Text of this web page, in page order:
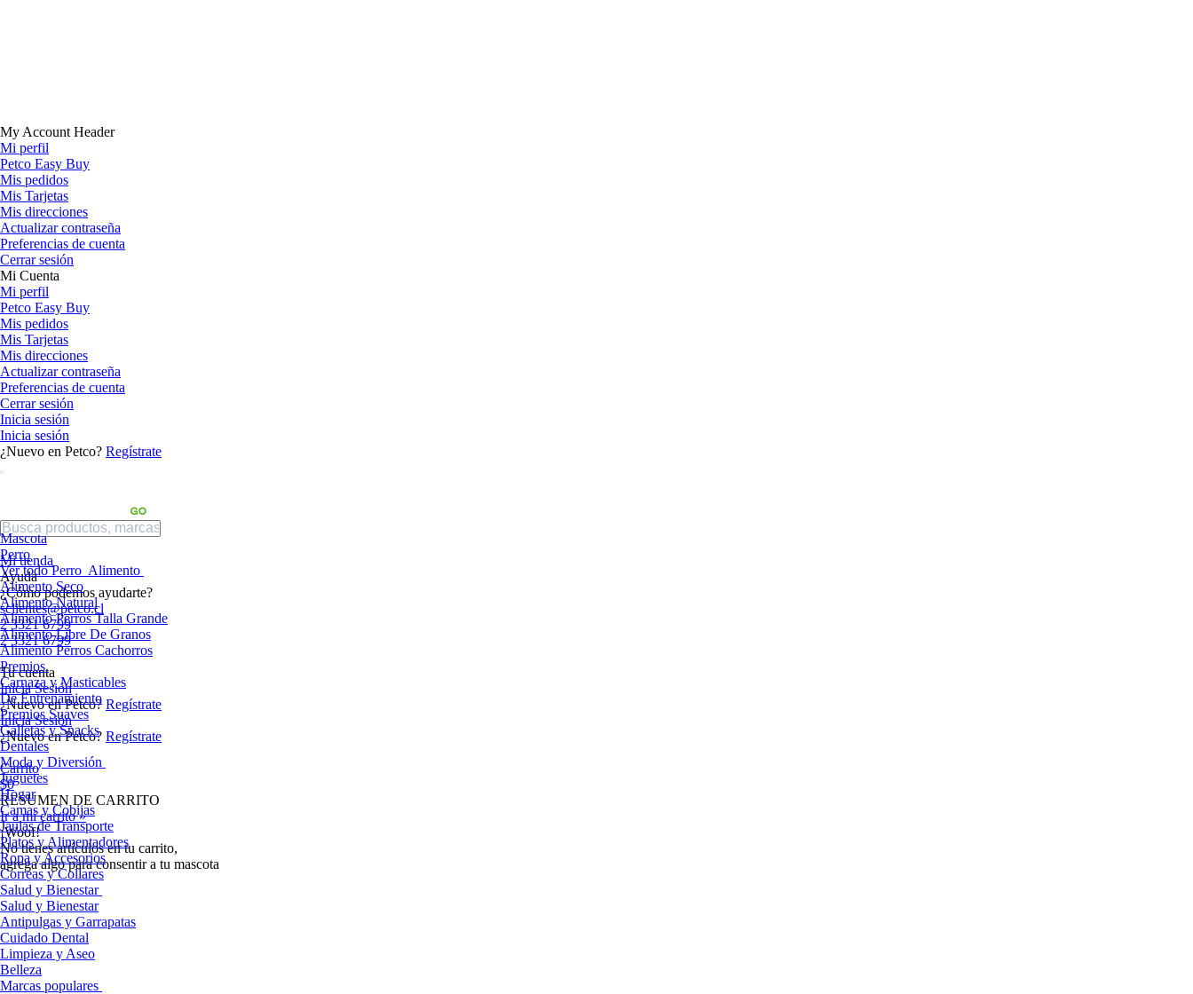
My Account Header
Mi perfil
Petco Easy Buy
Mis pedidos
Mis Tarjetas
Mis direcciones
Actualizar contraseña
Preferencias de cuenta
Cerrar sesión
Mi Cuenta
Mi perfil
Petco Easy Buy
Mis pedidos
Mis Tarjetas
Mis direcciones
Actualizar contraseña
Preferencias de cuenta
Cerrar sesión
Inicia sesión
Inicia sesión
¿Nuevo en Petco? Regístrate
Mi tienda
Ayuda
¿Cómo podemos ayudarte?
sclientes@petco.cl
2 3321 6799
2 3321 6799
Tu cuenta
Inicia Sesión
¿Nuevo en Petco? Regístrate
Inicia Sesión
¿Nuevo en Petco? Regístrate
Carrito
$0
RESUMEN DE CARRITO
Ir a mi carrito »
¡Woof!
No tíenes artículos en tu carrito,
agrega algo para consentir a tu mascota
Mascota
Perro
Ver todo Perro Alimento
Alimento Seco
Alimento Natural
Alimento Perros Talla Grande
Alimento Libre De Granos
Alimento Perros Cachorros
Premios
Carnaza y Masticables
De Entrenamiento
Premios Suaves
Galletas y Snacks
Dentales
Moda y Diversión
Juguetes
Hogar
Camas y Cobijas
Jaulas de Transporte
Platos y Alimentadores
Ropa y Accesorios
Correas y Collares
Salud y Bienestar
Salud y Bienestar
Antipulgas y Garrapatas
Cuidado Dental
Limpieza y Aseo
Belleza
Marcas populares